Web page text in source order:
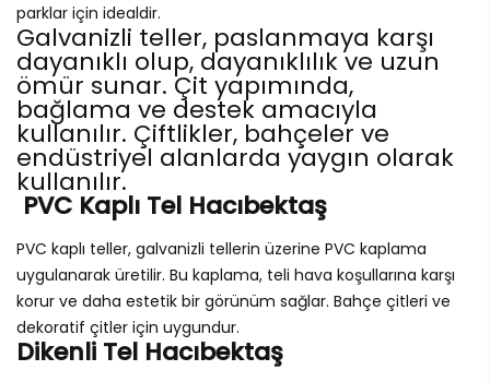
parklar için idealdir.
Galvanizli teller, paslanmaya karşı
dayanıklı olup, dayanıklılık ve uzun
ömür sunar. Çit yapımında,
bağlama ve destek amacıyla
kullanılır. Çiftlikler, bahçeler ve
endüstriyel alanlarda yaygın olarak
kullanılır.
PVC Kaplı Tel Hacıbektaş
PVC kaplı teller, galvanizli tellerin üzerine PVC kaplama
uygulanarak üretilir. Bu kaplama, teli hava koşullarına karşı
korur ve daha estetik bir görünüm sağlar. Bahçe çitleri ve
dekoratif çitler için uygundur.
Dikenli Tel Hacıbektaş